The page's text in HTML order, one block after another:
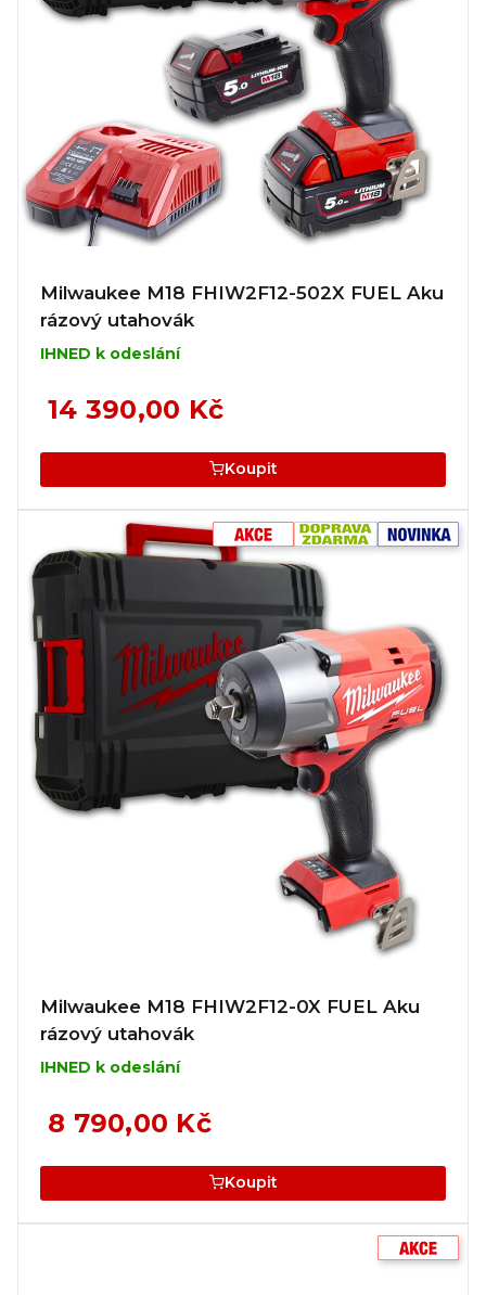
Milwaukee M18 FHIW2F12-502X FUEL Aku
rázový utahovák
IHNED k odeslání
14 390,00 Kč
Koupit
Milwaukee M18 FHIW2F12-0X FUEL Aku
rázový utahovák
IHNED k odeslání
8 790,00 Kč
Koupit